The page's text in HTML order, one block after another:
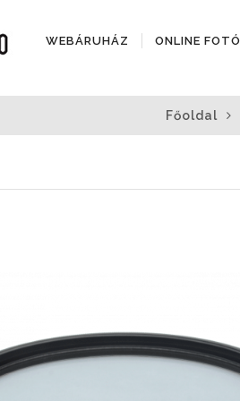
WEBÁRUHÁZ
Fényképezőgépek
Objektívek
tartozékok
Markolatok
ONLINE
Főoldal